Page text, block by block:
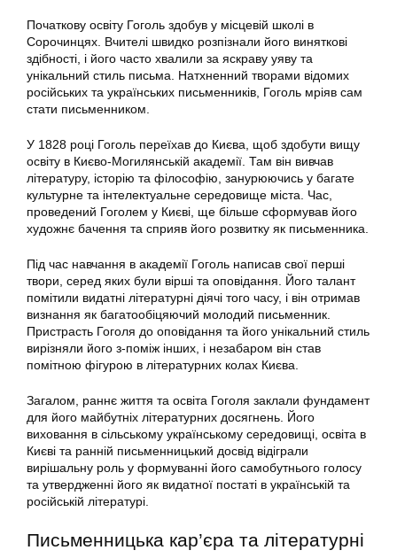
Початкову освіту Гоголь здобув у місцевій школі в
Сорочинцях. Вчителі швидко розпізнали його виняткові
здібності, і його часто хвалили за яскраву уяву та
унікальний стиль письма. Натхненний творами відомих
російських та українських письменників, Гоголь мріяв сам
стати письменником.
У 1828 році Гоголь переїхав до Києва, щоб здобути вищу
освіту в Києво-Могилянській академії. Там він вивчав
літературу, історію та філософію, занурюючись у багате
культурне та інтелектуальне середовище міста. Час,
проведений Гоголем у Києві, ще більше сформував його
художнє бачення та сприяв його розвитку як письменника.
Під час навчання в академії Гоголь написав свої перші
твори, серед яких були вірші та оповідання. Його талант
помітили видатні літературні діячі того часу, і він отримав
визнання як багатообіцяючий молодий письменник.
Пристрасть Гоголя до оповідання та його унікальний стиль
вирізняли його з-поміж інших, і незабаром він став
помітною фігурою в літературних колах Києва.
Загалом, раннє життя та освіта Гоголя заклали фундамент
для його майбутніх літературних досягнень. Його
виховання в сільському українському середовищі, освіта в
Києві та ранній письменницький досвід відіграли
вирішальну роль у формуванні його самобутнього голосу
та утвердженні його як видатної постаті в українській та
російській літературі.
Письменницька кар’єра та літературні